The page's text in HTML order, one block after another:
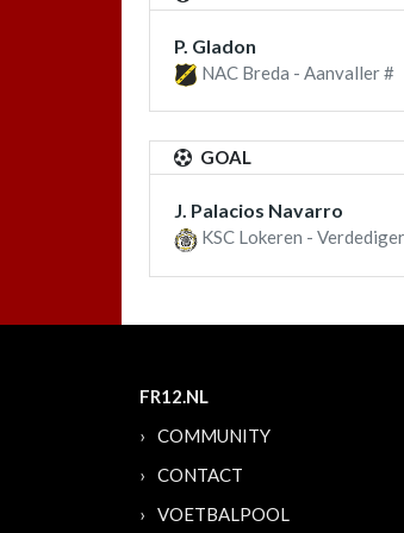
P. Gladon
NAC Breda - Aanvaller #
GOAL
J. Palacios Navarro
KSC Lokeren -
FR12.NL
COMMUNITY
CONTACT
VOETBALPOOL